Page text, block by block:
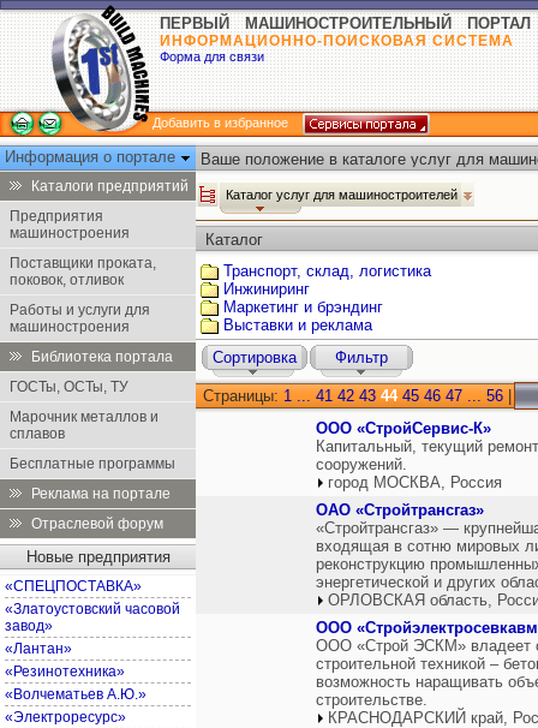
ПЕРВЫЙ МАШИНОСТРОИТЕЛЬНЫЙ ПОРТАЛ
ИНФОРМАЦИОННО-ПОИСКОВАЯ СИСТЕМА
Форма для связи
Добавить в избранное
Информация о портале
Каталоги предприятий
Предприятия
машиностроения
Поставщики проката,
поковок, отливок
Работы и услуги для
машиностроения
Библиотека портала
ГОСТы, ОСТы, ТУ
Марочник металлов и
сплавов
Бесплатные программы
Реклама на портале
Отраслевой форум
Новые предприятия
«СПЕЦПОСТАВКА»
«Златоустовский часовой
завод»
«Лантан»
«Резинотехника»
«Волчематьев А.Ю.»
«Электроресурс»
Ваше положение в каталоге услуг для
Каталог услуг для машиностроителей
Каталог
Транспорт, склад, логистика
Инжиниринг
Маркетинг и брэндинг
Выставки и реклама
Сортировка
Фильтр
Страницы: 1 ... 41 42 43 44 45 46 47 ... 56
ООО «СтройСервис-К»
Капитальный, текущий
сооружений.
город МОСКВА, Россия
ОАО «Стройтрансгаз»
«Стройтрансгаз» —
входящая в сотню мировых
реконструкцию
энергетической и других
ОРЛОВСКАЯ область,
ООО
ООО «Строй ЭСКМ» владеет
строительной техникой –
возможность наращивать
строительстве.
КРАСНОДАРСКИЙ край,